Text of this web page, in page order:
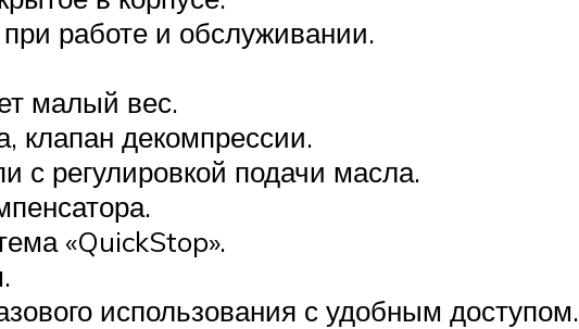
работе и обслуживании.
малый вес.
клапан декомпрессии.
с регулировкой подачи масла.
«QuickStop».
использования с удобным доступом.